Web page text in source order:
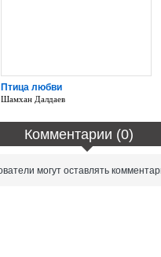
Птица любви
Шамхан Далдаев
Комментарии (0)
могут оставлять